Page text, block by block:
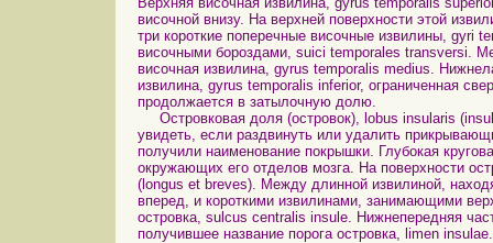
височной внизу. На верхней поверхности этой
три короткие поперечные височные извилины, gyri
височными бороздами, suici temporales transversi.
височная извилина, gyrus temporalis medius.
извилина, gyrus temporalis inferior, ограниченная
продолжается в затылочную долю.
Островковая доля (островок), lobus insularis
увидеть, если раздвинуть или удалить
получили наименование покрышки. Глубокая
окружающих его отделов мозга. На поверхности
(longus et breves). Между длинной извилиной,
вперед, и короткими извилинами, занимающими
островка, sulcus centralis insule. Нижнепередняя
получившее название порога островка, limen insulae.